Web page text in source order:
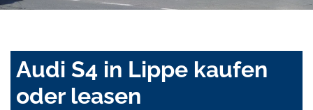
Audi S4 in Lippe kaufen
oder leasen